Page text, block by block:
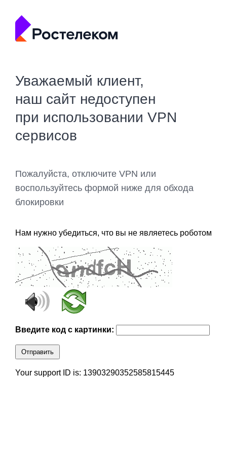
Уважаемый клиент,
наш сайт недоступен
при использовании VPN
сервисов
Пожалуйста, отключите VPN или
воспользуйтесь формой ниже для обхода
блокировки
Нам нужно убедиться, что вы не являетесь роботом
Введите код с картинки:
Отправить
Your support ID is: 13903290352585815445